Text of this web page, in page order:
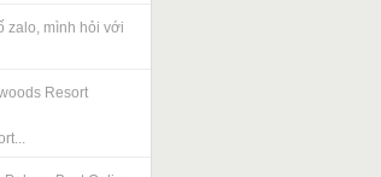
zalo, mình hỏi với
Resort